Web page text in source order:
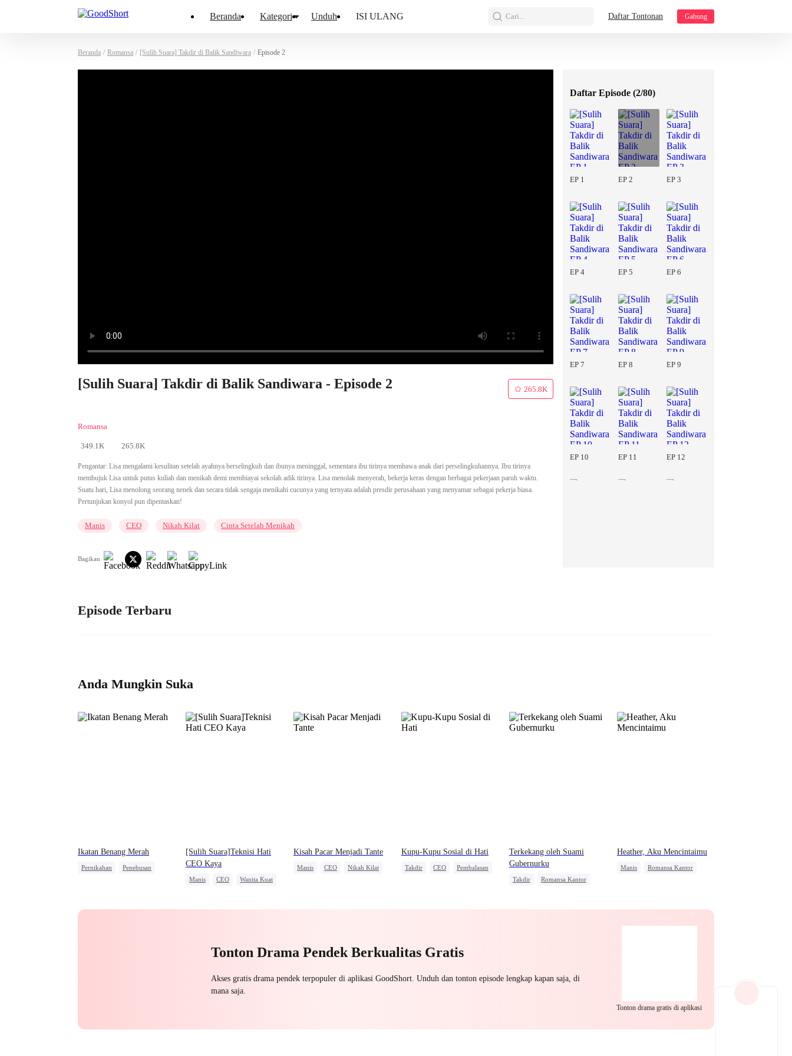
Beranda Kategori Unduh ISI ULANG Cari... Daftar Tontonan Gabung
Beranda / Romansa / [Sulih Suara] Takdir di Balik Sandiwara / Episode 2
[Sulih Suara] Takdir di Balik Sandiwara - Episode 2
Romansa
349.1K 265.8K
265.8K
Pengantar: Lisa mengalami kesulitan setelah ayahnya berselingkuh dan ibunya meninggal, sementara ibu tirinya membawa anak dari perselingkuhannya. Ibu tirinya
membujuk Lisa untuk putus kuliah dan menikah demi membiayai sekolah adik tirinya. Lisa menolak menyerah, bekerja keras dengan berbagai pekerjaan paruh waktu.
Suatu hari, Lisa menolong seorang nenek dan secara tidak sengaja menikahi cucunya yang ternyata adalah presdir perusahaan yang menyamar sebagai pekerja biasa.
Pertunjukan konyol pun dipentaskan!
Manis CEO Nikah Kilat Cinta Setelah Menikah
Bagikan
Daftar Episode (2/80)
EP 1 EP 2 EP 3
EP 4 EP 5 EP 6
EP 7 EP 8 EP 9
EP 10 EP 11 EP 12
EP 29 EP 30
Episode Terbaru
Anda Mungkin Suka
Ikatan Benang Merah
Pernikahan
Penebusan
[Sulih Suara]Teknisi Hati
CEO Kaya
Manis CEO
Wanita Kuat
Kisah Pacar Menjadi Tante
Manis CEO Nikah Kilat
Kupu-Kupu Sosial di Hati
Takdir CEO
Pembalasan
Terkekang oleh Suami
Gubernurku
Takdir
Romansa Kantor
Heather, Aku Mencintaimu
Manis
Romansa Kantor
Tonton Drama Pendek Berkualitas Gratis
Akses gratis drama pendek terpopuler di aplikasi GoodShort. Unduh dan tonton episode lengkap kapan saja, di
mana saja.
Tonton drama gratis di aplikasi